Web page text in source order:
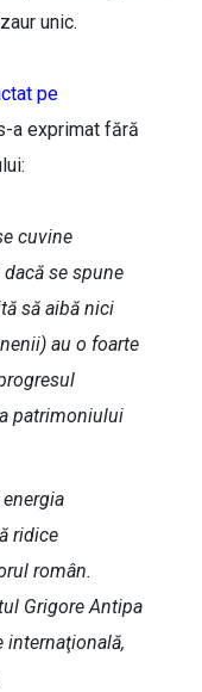
unic.
pe
a exprimat fără
cuvine
se spune
să aibă nici
au o foarte
patrimoniului
ridice
român.
Grigore Antipa
internaţională,